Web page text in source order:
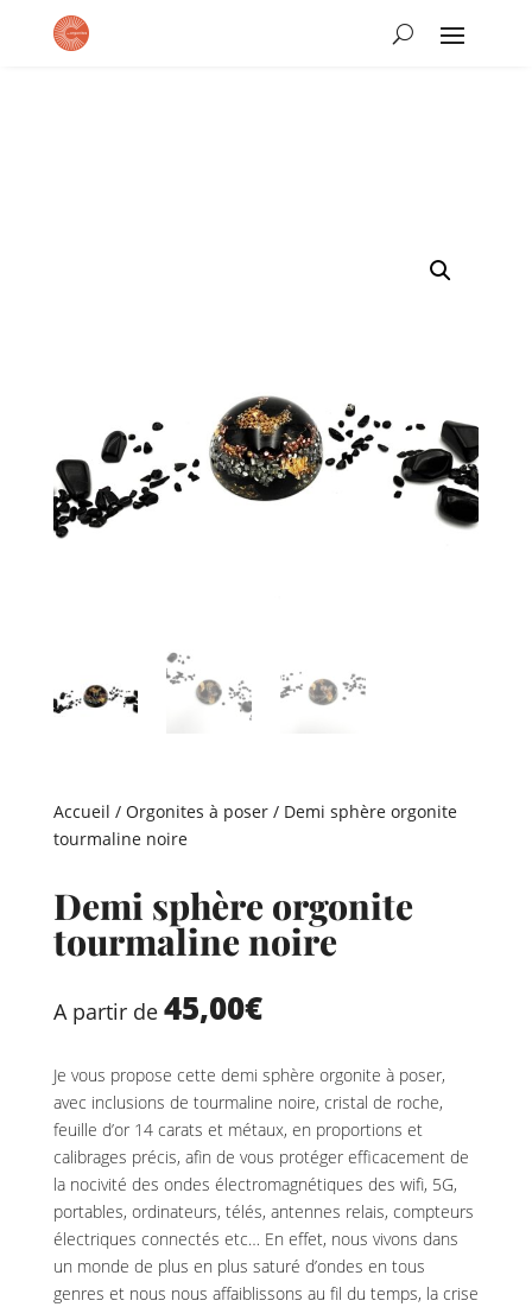
Accueil / Orgonites à poser/ Demi sphère orgonite
tourmaline noire
Demi sphère orgonite
tourmaline noire
A partir de 45,00€
Je vous propose cette demi sphère orgonite à poser,
avec inclusions de tourmaline noire, cristal de roche,
feuille d’or 14 carats et métaux, en proportions et
calibrages précis, afin de vous protéger efficacement de
la nocivité des ondes électromagnétiques des wifi, 5G,
portables, ordinateurs, télés, antennes relais, compteurs
électriques connectés etc… En effet, nous vivons dans
un monde de plus en plus saturé d’ondes en tous
genres et nous nous affaiblissons au fil du temps, la crise